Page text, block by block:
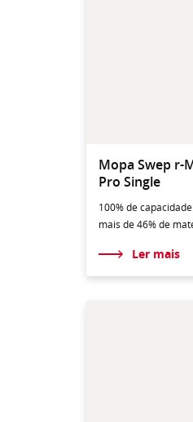
Mopa Swep r-
Pro Single
100% de
mais de 46% de
Ler mais